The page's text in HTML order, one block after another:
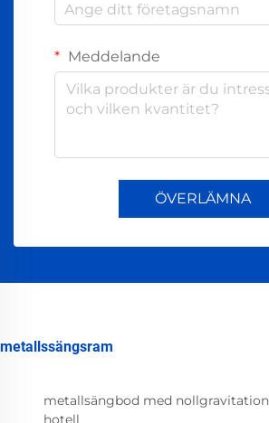
Meddelande
ÖVERLÄMNA
metallssängsram
metallsängbod med
hotell